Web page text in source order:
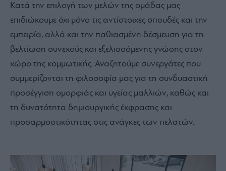
Κατά την επιλογή των μελών της ομάδας μας
επιδιώκουμε όχι μόνο τις αντίστοιχες σπουδές και την
εμπειρία, αλλά και την παθιασμένη δέσμευση για τη
βελτίωση συνεχούς και εξελισσόμενης γνώσης στον
χώρο της κομμωτικής. Αναζητούμε συνεργάτες που
συμμερίζονται τη φιλοσοφία μας για τη συνδυαστική
προσέγγιση ομορφιάς και υγείας μαλλιών, καθώς και
τη δυνατότητα δημιουργικής έκφρασης και
προσαρμοστικότητας στις ανάγκες των πελατών.